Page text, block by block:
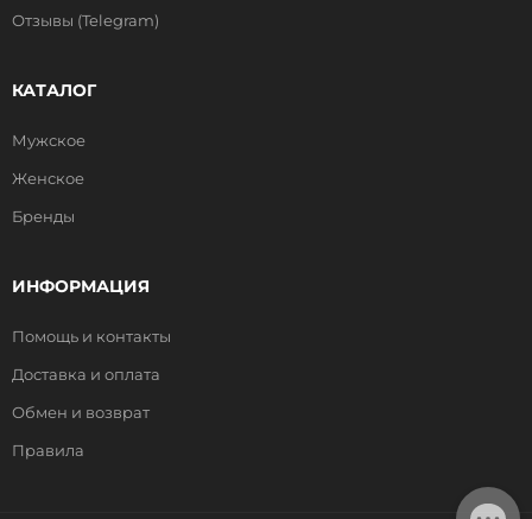
Отзывы (Telegram)
КАТАЛОГ
Мужское
Женское
Бренды
ИНФОРМАЦИЯ
Помощь и контакты
Доставка и оплата
Обмен и возврат
Правила